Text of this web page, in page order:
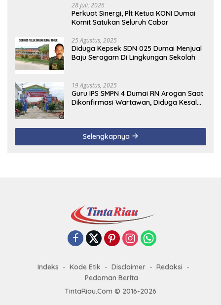
28 Juli, 2026
Perkuat Sinergi, Plt Ketua KONI Dumai
Komit Satukan Seluruh Cabor
25 Agustus, 2025
Diduga Kepsek SDN 025 Dumai Menjual
Baju Seragam Di Lingkungan Sekolah
19 Agustus, 2025
Guru IPS SMPN 4 Dumai RN Arogan Saat
Dikonfirmasi Wartawan, Diduga Kesal
Selengkapnya
Indeks Kode Etik Disclaimer
Redaksi
Pedoman Berita
TintaRiau.Com © 2016-2026